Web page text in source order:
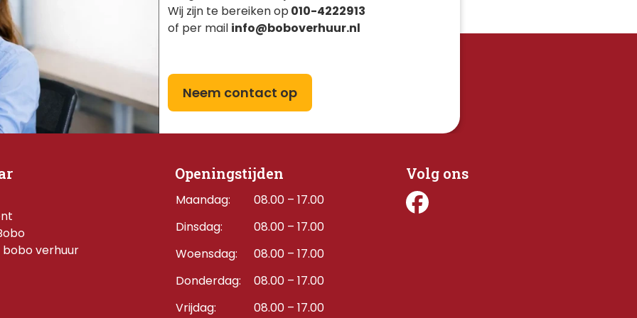
Wij zijn te bereiken op 010-4222913
of per mail info@boboverhuur.nl
Neem contact op
verhuur
Openingstijden
Maandag:
08.00 – 17.00
Dinsdag:
08.00 – 17.00
Woensdag:
08.00 – 17.00
Donderdag: 08.00 – 17.00
Vrijdag:
08.00 – 17.00
Volg ons